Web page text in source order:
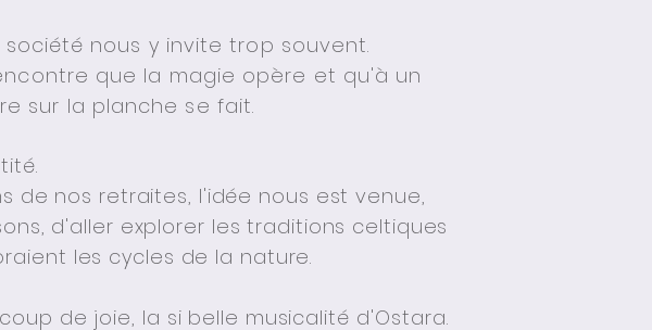
nous y invite trop souvent.
que la magie opère et qu'à un
sur la planche se fait.
de nos retraites, l'idée nous est venue,
d'aller explorer les traditions celtiques
les cycles de la nature.
de joie, la si belle musicalité d'Ostara.